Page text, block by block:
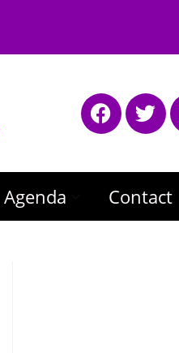
Agenda Contact